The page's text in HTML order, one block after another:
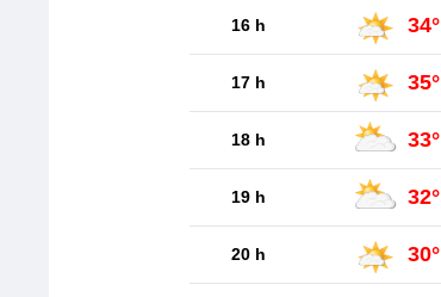
16 h 34°
17 h 35°
18 h 33°
19 h 32°
20 h 30°